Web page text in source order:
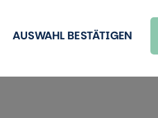
AUSWAHL BESTÄTIGEN